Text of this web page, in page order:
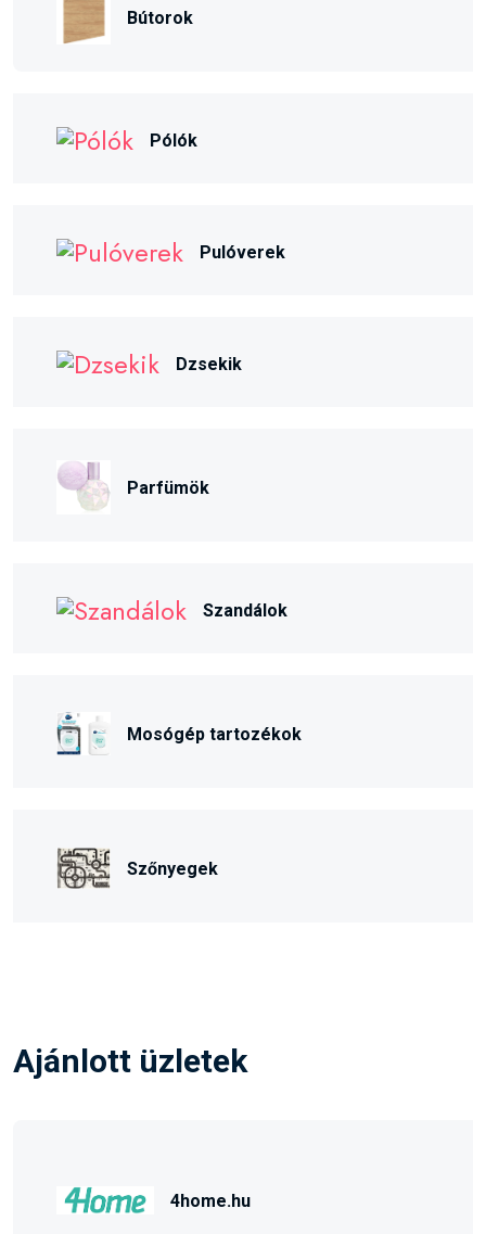
Bútorok
Pólók
Pulóverek
Dzsekik
Parfümök
Szandálok
Mosógép tartozékok
Szőnyegek
Ajánlott üzletek
4home.hu